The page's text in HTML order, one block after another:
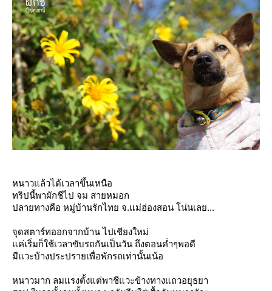
หนาวแล้วได้เวลาขึ้นเหนือ
ทริปนี้พาผักชีไป จม สายหมอก
ปลายทางคือ หมู่บ้านรักไทย จ.แม่ฮ่องสอน โน่นเลย...
จุดสตาร์ทออกจากบ้าน ไปเชียงใหม่
ค่เริ่มก็ใช้เวลาขับรถกันเป็นวัน ถึงตอนค่ำๆพอดี
มีแวะบ้างประปรายเพื่อพักรถเท่านั้นเน้อ
หนาวมาก ลมแรงตั้งแต่พาชีแวะข้างทางแถวอยุธยา